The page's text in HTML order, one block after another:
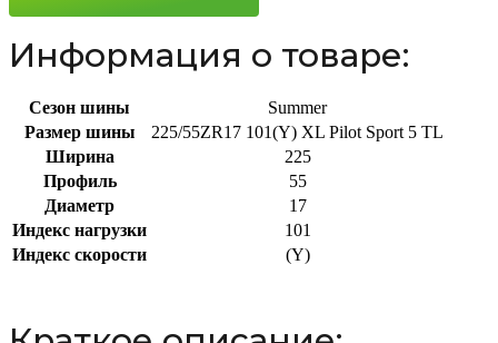
101(Y)
Информация о товаре:
Сезон шины
Summer
Размер шины
225/55ZR17 101(Y) XL Pilot Sport 5 TL
Ширина
225
Профиль
55
Диаметр
17
Индекс нагрузки
101
Индекс скорости
(Y)